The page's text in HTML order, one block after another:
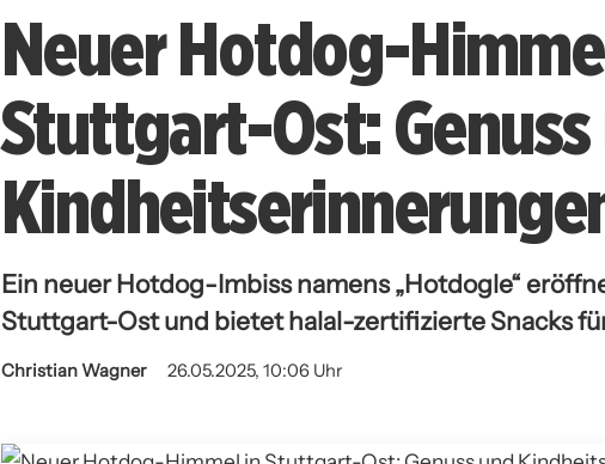
Neuer Hotdog-
Stuttgart-Ost:
Ein neuer Hotdog-Imbiss namens „Hotdogle“
Stuttgart-Ost und bietet halal-zertifizierte Snacks
Christian Wagner 26.05.2025, 10:06 Uhr